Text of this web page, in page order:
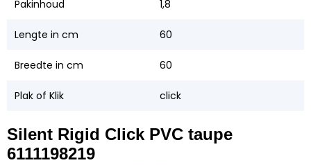
Pakinhoud 1,8
Lengte in cm 60
Breedte in cm 60
Plak of Klik click
Silent Rigid Click PVC taupe
6111198219